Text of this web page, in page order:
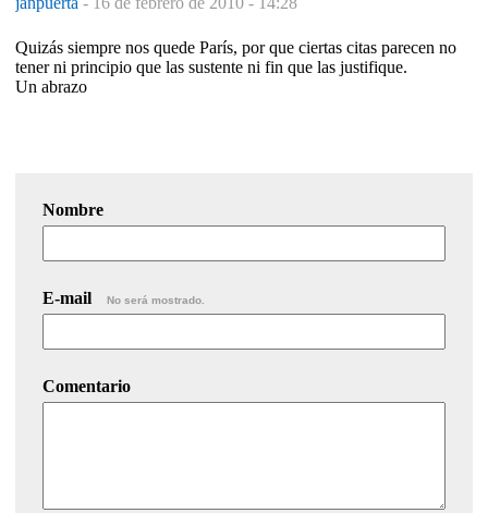
Quizás siempre nos quede París, por que ciertas citas parecen no
tener ni principio que las sustente ni fin que las justifique.
Un abrazo
Nombre
E-mail No será mostrado.
Comentario